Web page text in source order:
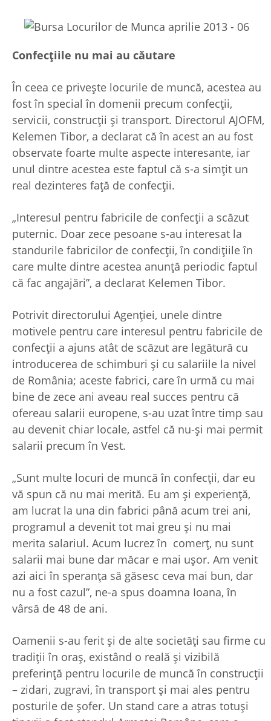
Confecțiile nu mai au căutare
În ceea ce privește locurile de muncă, acestea au
fost în special în domenii precum confecții,
servicii, construcții și transport. Directorul AJOFM,
Kelemen Tibor, a declarat că în acest an au fost
observate foarte multe aspecte interesante, iar
unul dintre acestea este faptul că s-a simțit un
real dezinteres față de confecții.
„Interesul pentru fabricile de confecții a scăzut
puternic. Doar zece pesoane s-au interesat la
standurile fabricilor de confecții, în condițiile în
care multe dintre acestea anunță periodic faptul
că fac angajări”, a declarat Kelemen Tibor.
Potrivit directorului Agenției, unele dintre
motivele pentru care interesul pentru fabricile de
confecții a ajuns atât de scăzut are legătură cu
introducerea de schimburi și cu salariile la nivel
de România; aceste fabrici, care în urmă cu mai
bine de zece ani aveau real succes pentru că
ofereau salarii europene, s-au uzat între timp sau
au devenit chiar locale, astfel că nu-și mai permit
salarii precum în Vest.
„Sunt multe locuri de muncă în confecții, dar eu
vă spun că nu mai merită. Eu am și experiență,
am lucrat la una din fabrici până acum trei ani,
programul a devenit tot mai greu și nu mai
merita salariul. Acum lucrez în comerț, nu sunt
salarii mai bune dar măcar e mai ușor. Am venit
azi aici în speranța să găsesc ceva mai bun, dar
nu a fost cazul”, ne-a spus doamna Ioana, în
vârsă de 48 de ani.
Oamenii s-au ferit și de alte societăți sau firme cu
tradiții în oraș, existând o reală și vizibilă
preferință pentru locurile de muncă în construcții
– zidari, zugravi, în transport și mai ales pentru
posturile de șofer. Un stand care a atras totuși